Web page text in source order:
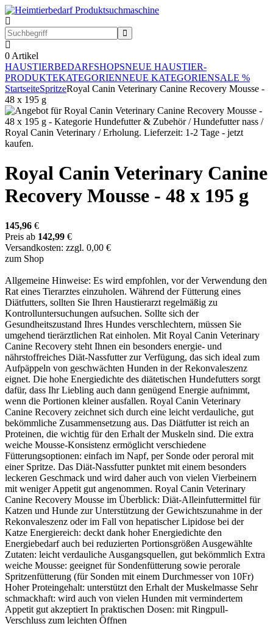
0 Artikel
HAUSTIERBEDARFSHOPSNEUE HAUSTIER-
PRODUKTEKATEGORIENNEUE KATEGORIENSALE %
StartseiteSpritzeRoyal Canin Veterinary Canine Recovery Mousse -
48 x 195 g
Royal Canin Veterinary Canine
Recovery Mousse - 48 x 195 g
145,96 €
Preis ab 142,99 €
Versandkosten: zzgl. 0,00 €
zum Shop
Allgemeine Hinweise: Es wird empfohlen, vor der Verwendung den
Rat eines Tierarztes einzuholen. Während der Fütterung eines
Diätfutters, sollten Sie Ihren Haustierarzt regelmäßig zu
Kontrolluntersuchungen aufsuchen. Sollte sich der
Gesundheitszustand Ihres Hundes verschlechtern, müssen Sie
umgehend tierärztlichen Rat einholen. Mit Royal Canin Veterinary
Canine Recovery steht Ihnen ein besonders energie- und
nährstoffreiches Diät-Nassfutter zur Verfügung, das sich ideal zum
Aufpäppeln von geschwächten Hunden in der Rekonvaleszenz
eignet. Die hohe Energiedichte des diätetischen Hundefutters sorgt
dafür, dass Ihr Liebling auch dann genügend Energie aufnimmt,
wenn die Portionen kleiner ausfallen. Royal Canin Veterinary
Canine Recovery zeichnet sich durch eine leicht verdauliche, gut
bekömmliche Zusammensetzung aus. Das Diätfutter ist reich an
Proteinen, die wichtig für den Erhalt der Muskeln sind. Die extra
weiche Mousse-Konsistenz ermöglicht verschiedene
Fütterungsoptionen: einfach im Napf, per Sonde oder peroral mit
einer Spritze. Das Diät-Nassfutter punktet mit einem besonders
leckeren Geschmack und wird daher auch von vielen Vierbeinern
mit weniger Appetit gut angenommen. Royal Canin Veterinary
Canine Recovery Mousse im Überblick: Diät-Alleinfuttermittel für
Katzen und Hunde zur Unterstützung der Gewichtszunahme in der
Rekonvaleszenz oder im Fall von hepatischer Lipidose bei der
Katze Energiereich: deckt dank hoher Energiedichte den
Energiebedarf auch bei reduzierten Portionsgrößen Ausgewählte
Zutaten: leicht verdauliche Ausgangsquellen, gut bekömmlich Extra
weiche Mousse: geeignet für Sondenfütterung sowie perorale
Spritzenfütterung (für Sonden mit einem Durchmesser von 10Fr)
Hoher Proteingehalt: unterstützt den Erhalt der Muskelmasse Sehr
schmackhaft: wird auch von vielen Hunden mit vermindertem
Appetit gut akzeptiert In praktischen Dosen: mit Ringpull-
Verschluss zum leichten Öffnen